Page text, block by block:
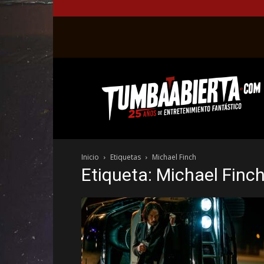
web
del
entretenimiento
el
género
fantástico.
Inicio Etiquetas Michael Finch
Etiqueta: Michael